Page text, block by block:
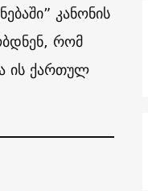
კანონის
რომ
ის ქართულ